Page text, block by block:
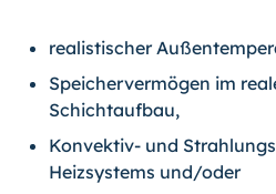
realistischer
Speichervermögen im
Schichtaufbau,
Konvektiv- und
Heizsystems und/oder